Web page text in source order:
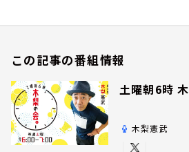
この記事の番組情報
土曜朝6時 木
木梨憲武